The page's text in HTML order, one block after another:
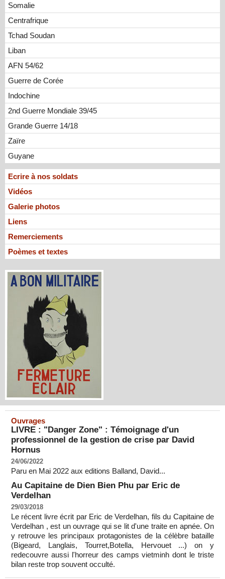
Somalie
Centrafrique
Tchad Soudan
Liban
AFN 54/62
Guerre de Corée
Indochine
2nd Guerre Mondiale 39/45
Grande Guerre 14/18
Zaïre
Guyane
Ecrire à nos soldats
Vidéos
Galerie photos
Liens
Remerciements
Poèmes et textes
Ouvrages
LIVRE : "Danger Zone" : Témoignage d'un
professionnel de la gestion de crise par David
Hornus
24/06/2022
Paru en Mai 2022 aux editions Balland, David...
Au Capitaine de Dien Bien Phu par Eric de
Verdelhan
29/03/2018
Le récent livre écrit par Eric de Verdelhan, fils du Capitaine de
Verdelhan , est un ouvrage qui se lit d'une traite en apnée. On
y retrouve les principaux protagonistes de la célèbre bataille
(Bigeard, Langlais, Tourret,Botella, Hervouet ...) on y
redecouvre aussi l'horreur des camps vietminh dont le triste
bilan reste trop souvent occulté.